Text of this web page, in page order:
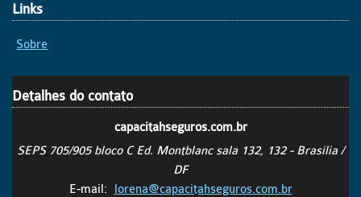
Links
Sobre
Detalhes do contato
capacitahseguros.com.br
SEPS 705/905 bloco C Ed. Montblanc sala 132, 132 - Brasília /
DF
E-mail:
lorena@capacitahseguros.com.br